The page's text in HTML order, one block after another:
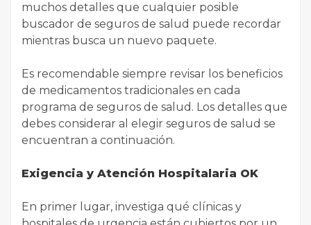
muchos detalles que cualquier posible
buscador de seguros de salud puede recordar
mientras busca un nuevo paquete.
Es recomendable siempre revisar los beneficios
de medicamentos tradicionales en cada
programa de seguros de salud. Los detalles que
debes considerar al elegir seguros de salud se
encuentran a continuación.
Exigencia y Atención Hospitalaria OK
En primer lugar, investiga qué clínicas y